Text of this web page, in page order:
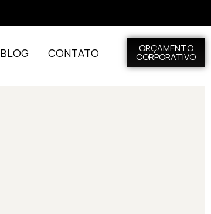
BLOG CONTATO ORÇAMENTO
CORPORATIVO